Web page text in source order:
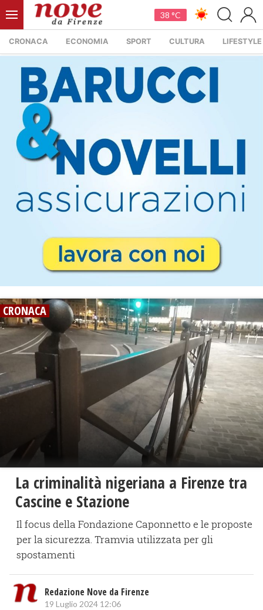
38 °C
CRONACA ECONOMIA SPORT CULTURA LIFESTYLE
CRONACA
La criminalità nigeriana a Firenze tra
Cascine e Stazione
Il focus della Fondazione Caponnetto e le proposte
per la sicurezza. Tramvia utilizzata per gli
spostamenti
Redazione Nove da Firenze
19 Luglio 2024 12:06